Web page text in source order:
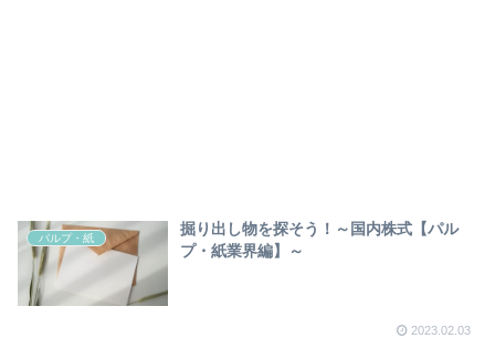
パルプ・紙
掘り出し物を探そう！～国内株式【パル
プ・紙業界編】～
2023.02.03